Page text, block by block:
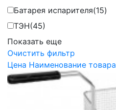
Батарея испарителя(15)
ТЭН(45)
Показать еще
Очистить фильтр
Цена Наименование товара